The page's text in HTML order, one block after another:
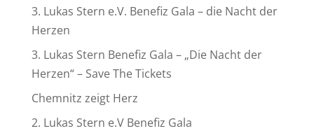
3. Lukas Stern e.V. Benefiz Gala – die Nacht der
Herzen
3. Lukas Stern Benefiz Gala – „Die Nacht der
Herzen“ – Save The Tickets
Chemnitz zeigt Herz
2. Lukas Stern e.V Benefiz Gala